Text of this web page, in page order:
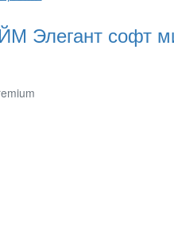
Элегант софт